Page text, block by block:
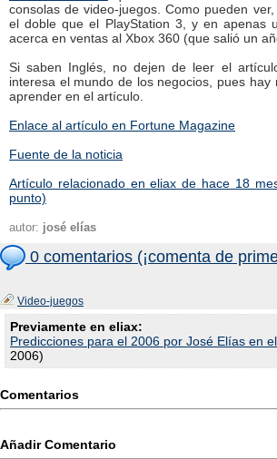
consolas de video-juegos. Como pueden
el doble que el PlayStation 3, y en apenas
acerca en ventas al Xbox 360 (que salió un
Si saben Inglés, no dejen de leer el
interesa el mundo de los negocios, pues hay
aprender en el artículo.
Enlace al artículo en Fortune Magazine
Fuente de la noticia
Artículo relacionado en eliax de hace 18
punto)
autor: josé elías
0 comentarios (¡comenta de
Video-juegos
Previamente en eliax:
Predicciones para el 2006 por José Elías en
2006)
Comentarios
Añadir Comentario